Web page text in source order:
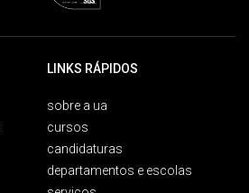
LINKS RÁPIDOS
sobre a ua
cursos
candidaturas
departamentos e escolas